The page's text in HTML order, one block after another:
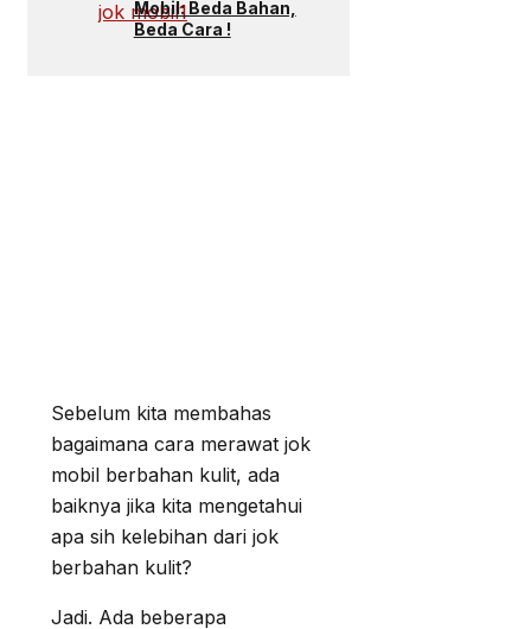
Mobil: Beda Bahan,
Beda Cara !
Sebelum kita membahas
bagaimana cara merawat jok
mobil berbahan kulit, ada
baiknya jika kita mengetahui
apa sih kelebihan dari jok
berbahan kulit?
Jadi. Ada beberapa